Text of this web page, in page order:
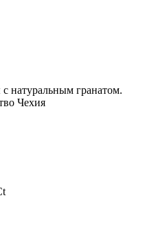
натуральным гранатом.
Чехия